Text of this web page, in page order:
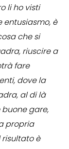
li ho visti
è
che si
riuscire a
fare
dove la
al di là
gare,
propria
è